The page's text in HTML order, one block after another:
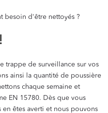
besoin d'être nettoyés ?
trappe de surveillance sur vos
ainsi la quantité de poussière
chaque semaine et
EN 15780. Dès que vous
en êtes averti et nous pouvons